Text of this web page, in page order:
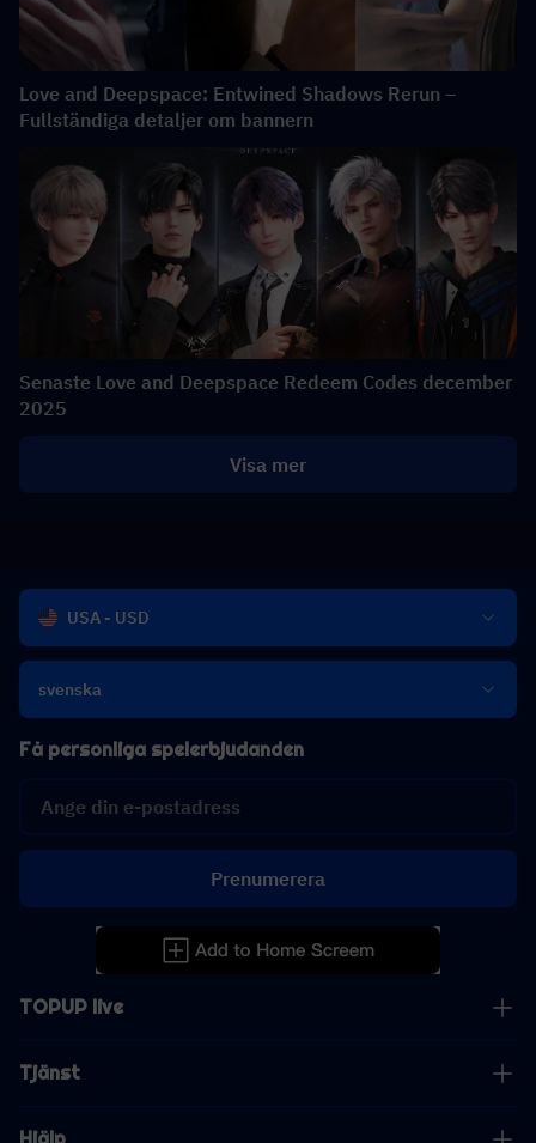
Love and Deepspace: Entwined Shadows Rerun –
Fullständiga detaljer om bannern
Senaste Love and Deepspace Redeem Codes december
2025
Visa mer
USA - USD
svenska
TOPUP live
Tjänst
Få personliga spelerbjudanden
Prenumerera